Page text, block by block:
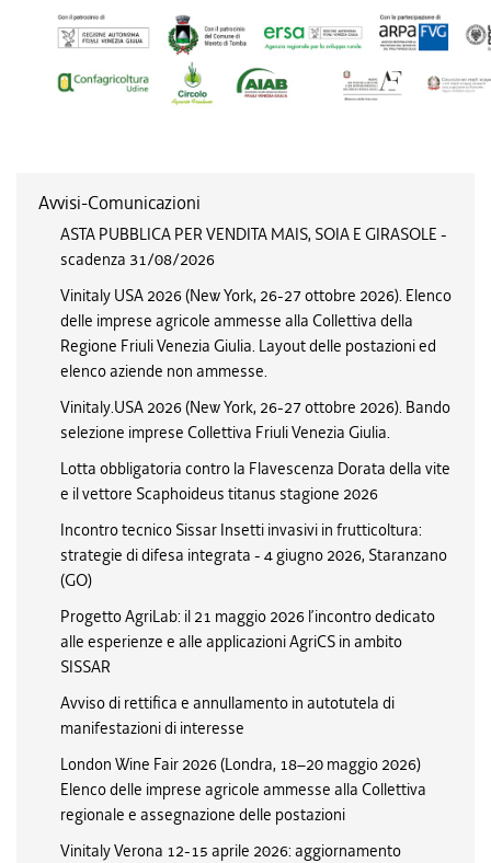
Avvisi-Comunicazioni
ASTA PUBBLICA PER VENDITA MAIS, SOIA E GIRASOLE -
scadenza 31/08/2026
Vinitaly USA 2026 (New York, 26-27 ottobre 2026). Elenco
delle imprese agricole ammesse alla Collettiva della
Regione Friuli Venezia Giulia. Layout delle postazioni ed
elenco aziende non ammesse.
Vinitaly.USA 2026 (New York, 26-27 ottobre 2026). Bando
selezione imprese Collettiva Friuli Venezia Giulia.
Lotta obbligatoria contro la Flavescenza Dorata della vite
e il vettore Scaphoideus titanus stagione 2026
Incontro tecnico Sissar Insetti invasivi in frutticoltura:
strategie di difesa integrata - 4 giugno 2026, Staranzano
(GO)
Progetto AgriLab: il 21 maggio 2026 l’incontro dedicato
alle esperienze e alle applicazioni AgriCS in ambito
SISSAR
Avviso di rettifica e annullamento in autotutela di
manifestazioni di interesse
London Wine Fair 2026 (Londra, 18–20 maggio 2026)
Elenco delle imprese agricole ammesse alla Collettiva
regionale e assegnazione delle postazioni
Vinitaly Verona 12-15 aprile 2026: aggiornamento